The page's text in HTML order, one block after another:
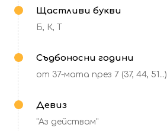
Щастливи букви
Б, К, Т
Съдбоносни години
от 37-мата през 7 (37, 44, 51...)
Девиз
"Аз действам"